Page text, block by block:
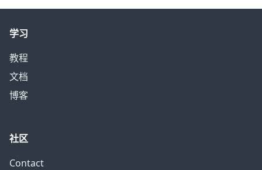
学习
教程
文档
博客
社区
Contact